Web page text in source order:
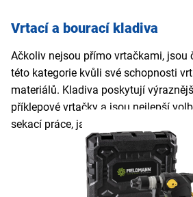
Vrtací a bourací kladiva
Ačkoliv nejsou přímo vrtačkami, jsou
této kategorie kvůli své schopnosti
materiálů. Kladiva poskytují
příklepové vrtačky a jsou nejlepší
sekací práce, jako je bourání betonu.